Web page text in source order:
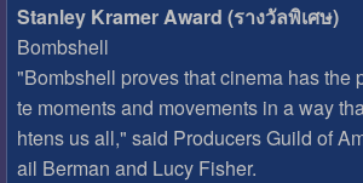
Stanley Kramer Award (รางวัลพิเศษ)
Bombshell
"Bombshell proves that cinema has the
te moments and movements in a way
htens us all," said Producers Guild of
ail Berman and Lucy Fisher.